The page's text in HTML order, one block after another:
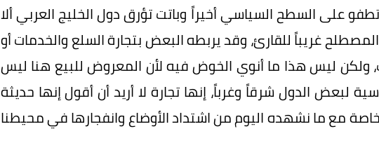
على السطح السياسي أخيراً وباتت تؤرق دول الخليج العربي ألا
غريباً للقارئ، وقد يربطه البعض بتجارة السلع والخدمات أو
ولكن ليس هذا ما أنوي الخوض فيه لأن المعروض للبيع هنا ليس
الدول شرقاً وغرباً، إنها تجارة لا أريد أن أقول إنها حديثة
مع ما نشهده اليوم من اشتداد الأوضاع وانفجارها في محيطنا